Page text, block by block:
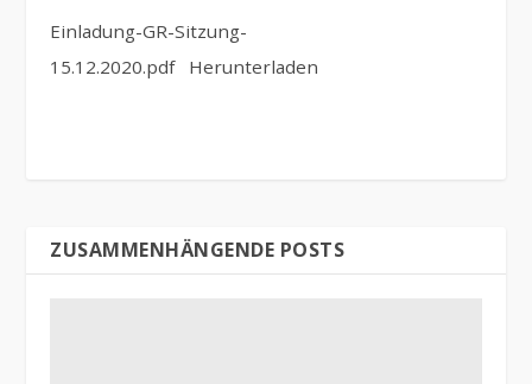
Einladung-GR-Sitzung-
15.12.2020.pdf
Herunterladen
ZUSAMMENHÄNGENDE POSTS